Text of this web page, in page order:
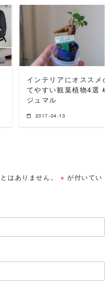
READ MORE
インテリアにオススメの
てやすい観葉植物4選 #
ジュマル
2017-04-13
はありません。 ※ が付いてい